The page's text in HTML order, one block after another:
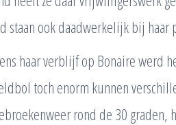
staan ook daadwerkelijk bij haar
haar verblijf op Bonaire werd
toch enorm kunnen
rond de 30